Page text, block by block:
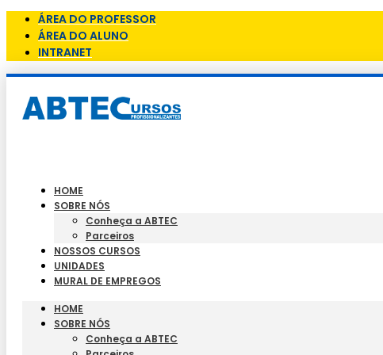
ÁREA DO PROFESSOR
ÁREA DO ALUNO
INTRANET
HOME
SOBRE NÓS
Conheça a ABTEC
Parceiros
NOSSOS CURSOS
UNIDADES
MURAL DE EMPREGOS
HOME
SOBRE NÓS
Conheça a ABTEC